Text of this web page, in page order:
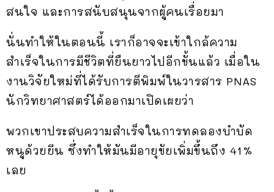
สนใจ และการสนับสนุนจากผู้คนเรื่อยมา
นั่นทำให้ในตอนนี้ เราก็อาจจะเข้าใกล้ความ
สำเร็จในการมีชีวิตที่ยืนยาวไปอีกขั้นแล้ว เมื่อใน
งานวิจัยใหม่ที่ได้รับการตีพิมพ์ในวารสาร PNAS
นักวิทยาศาสตร์ได้ออกมาเปิดเผยว่า
พวกเขาประสบความสำเร็จในการทดลองบำบัด
หนูด้วยยีน ซึ่งทำให้มันมีอายุขัยเพิ่มขึ้นถึง 41%
เลย